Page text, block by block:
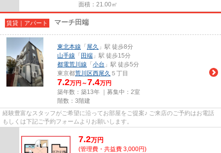
面積：21.00㎡
賃貸｜アパート マーチ田端
東北本線 「 尾久 」駅 徒歩8分
山手線 「 田端 」駅 徒歩15分
都電荒川線 「 小台 」駅 徒歩5分
東京都荒川区西尾久 ５丁目
7.2万円～7.4万円
築年数：築13年 ｜募集中： 2室
階数：3階建
経験豊富なスタッフがご希望に沿ってお部屋をご提案♪ ご来店のご予約はお電話
もしくは下記ご予約フォームよりお願いします。
7.2万円
(管理費・共益費 3,000円)